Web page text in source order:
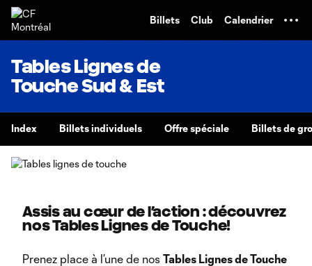
Billets Club Calendrier
Tables Lignes de
Touche Sud & Est
Index Billets individuels Offre spéciale Billets de
Assis au cœur de l’action : découvrez
nos Tables Lignes de Touche!
Prenez place à l’une de nos Tables Lignes de Touche